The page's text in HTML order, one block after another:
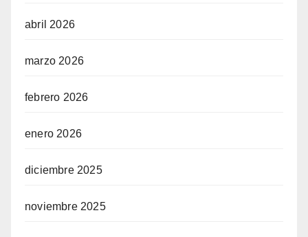
abril 2026
marzo 2026
febrero 2026
enero 2026
diciembre 2025
noviembre 2025